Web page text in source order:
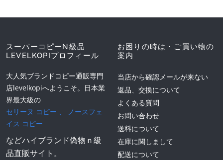
スーパーコピーN級品
LEVELKOPIプロフィール
大人気ブランドコピー通販専門
店levelkopiへようこそ。日本業
界最大級の
セリーヌ コピー 、
ノースフェ
イス コピー
などハイブランド偽物ｎ級
品直販サイト。
お困りの時は・ご買い物の
案内
当店から確認メールが来ない
返品、交換について
よくある質問
お問い合わせ
送料について
在庫に関しまして
配送について